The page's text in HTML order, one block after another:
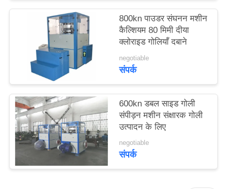
PRIVACY
POLICY
800kn पाउडर संघनन मशीन
कैल्शियम 80 मिमी दीया
क्लोराइड गोलियाँ दबाने
negotiable
संपर्क
600kn डबल साइड गोली
संपीड़न मशीन संक्षारक गोली
उत्पादन के लिए
negotiable
संपर्क